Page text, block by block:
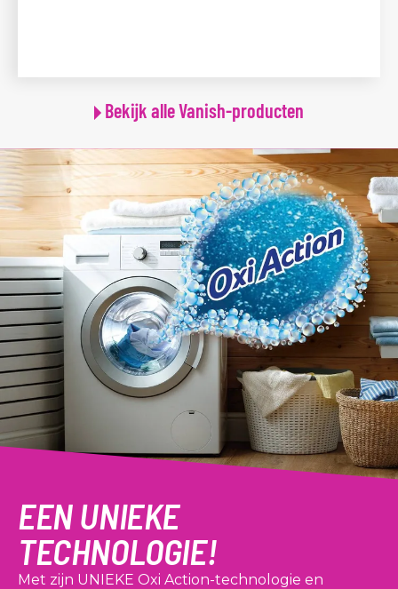
Bekijk alle Vanish-producten
EEN UNIEKE
TECHNOLOGIE!
Met zijn UNIEKE Oxi Action-technologie en